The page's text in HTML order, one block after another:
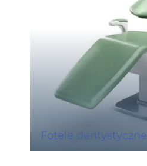
Fotele dentystyczne